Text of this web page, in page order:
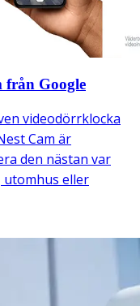
från Google
videodörrklocka
Cam är
den nästan var
utomhus eller